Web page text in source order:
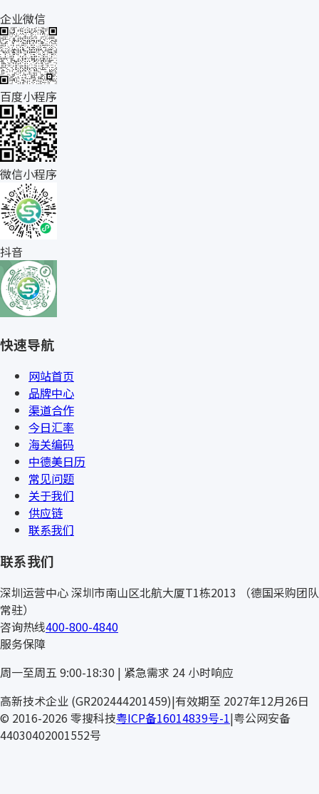
企业微信
百度小程序
微信小程序
抖音
快速导航
网站首页
品牌中心
渠道合作
今日汇率
海关编码
中德美日历
常见问题
关于我们
供应链
联系我们
联系我们
深圳运营中心深圳市南山区北航大厦T1栋2013
（德国采购团队
常驻）
咨询热线400-800-4840
服务保障
周一至周五 9:00-18:30 | 紧急需求 24 小时响应
高新技术企业 (GR202444201459)|有效期至 2027年12月26日
© 2016-2026 零搜科技粤ICP备16014839号-1|粤公网安备
44030402001552号